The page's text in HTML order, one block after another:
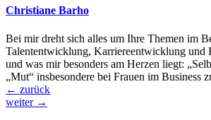
Christiane Barho
Bei mir dreht sich alles um Ihre Themen im
Talententwicklung, Karriereentwicklung und
und was mir besonders am Herzen liegt:
„Mut“ insbesondere bei Frauen im Business
← zurück
weiter →